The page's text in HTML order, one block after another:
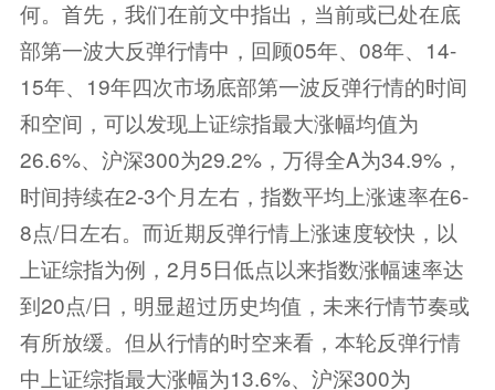
何。首先，我们在前文中指出，当前或已处在底
部第一波大反弹行情中，回顾05年、08年、14-
15年、19年四次市场底部第一波反弹行情的时间
和空间，可以发现上证综指最大涨幅均值为
26.6%、沪深300为29.2%，万得全A为34.9%，
时间持续在2-3个月左右，指数平均上涨速率在6-
8点/日左右。而近期反弹行情上涨速度较快，以
上证综指为例，2月5日低点以来指数涨幅速率达
到20点/日，明显超过历史均值，未来行情节奏或
有所放缓。但从行情的时空来看，本轮反弹行情
中上证综指最大涨幅为13.6%、沪深300为